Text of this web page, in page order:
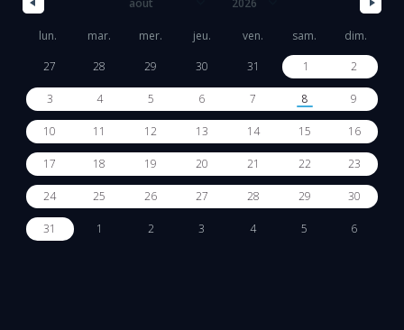
lun. mar. mer. jeu. ven. sam.
dim.
27
28 29 30 31 1 2
3 4 5 6 7 8 9
10 11 12 13 14 15 16
17 18 19 20 21 22 23
24 25 26 27 28 29 30
31 1 2 3 4 5 6